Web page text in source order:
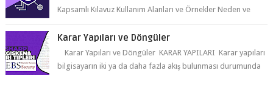
Karar Yapıları ve Döngüler
bilgisayarın iki ya da daha fazla akış bulunması durumunda
seçim yapabilmesin...